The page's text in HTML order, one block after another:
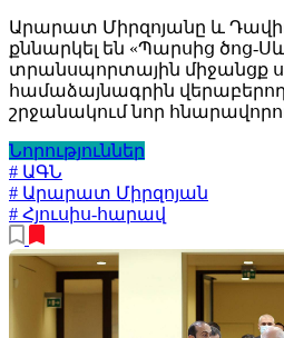
Արարատ Միրզոյանը և
քննարկել են «Պարսից ծոց-
տրանսպորտային միջանցք
համաձայնագրին
շրջանակում նոր
Նորություններ
# ԱԳՆ
# Արարատ Միրզոյան
# Հյուսիս-հարավ